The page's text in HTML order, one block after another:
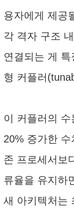
용자에게 제공
각 격자 구조
연결되는 게
형 커플러
이 커플러의 수
20% 증가한 수
존 프로세서보
류율을 유지하
새 아키텍처는